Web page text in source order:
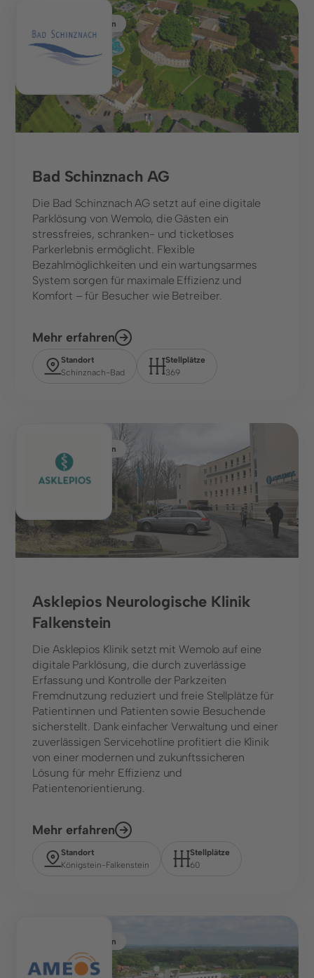
Gesundheitswesen
Bad Schinznach AG
Die Bad Schinznach AG setzt auf eine digitale
Parklösung von Wemolo, die Gästen ein
stressfreies, schranken- und ticketloses
Parkerlebnis ermöglicht. Flexible
Bezahlmöglichkeiten und ein wartungsarmes
System sorgen für maximale Effizienz und
Komfort – für Besucher wie Betreiber.
Mehr erfahren
Standort
Schinznach-Bad
Stellplätze
369
Gesundheitswesen
Asklepios Neurologische Klinik
Falkenstein
Die Asklepios Klinik setzt mit Wemolo auf eine
digitale Parklösung, die durch zuverlässige
Erfassung und Kontrolle der Parkzeiten
Fremdnutzung reduziert und freie Stellplätze für
Patientinnen und Patienten sowie Besuchende
sicherstellt. Dank einfacher Verwaltung und einer
zuverlässigen Servicehotline profitiert die Klinik
von einer modernen und zukunftssicheren
Lösung für mehr Effizienz und
Patientenorientierung.
Mehr erfahren
Standort
Königstein-Falkenstein
Stellplätze
60
Gesundheitswesen